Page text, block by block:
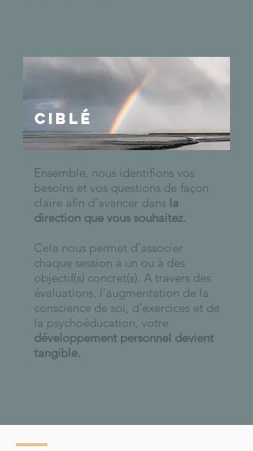
ciblé
Ensemble, nous identifions vos
besoins et vos questions de façon
claire afin d’avancer dans la
direction que vous souhaitez.
Cela nous permet d’associer
chaque session à un ou à des
objectif(s) concret(s). A travers des
évaluations, l’augmentation de la
conscience de soi, d’exercices et de
la psychoéducation, votre
développement personnel devient
tangible.